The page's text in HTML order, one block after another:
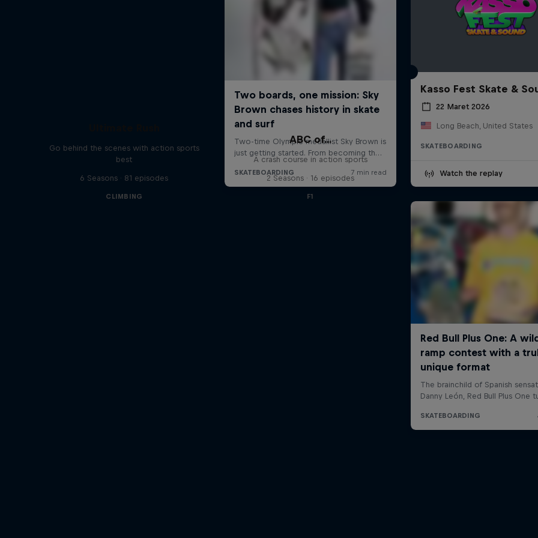
Kasso Fest Skate &
22 Maret 2026
Long Beach, United States
SKATEBOARDING
Watch the replay
Go behind the scenes with action sports
best
6 Seasons · 81 episodes
CLIMBING
ABC of...
A crash course in action sports
2 Seasons · 16 episodes
F1